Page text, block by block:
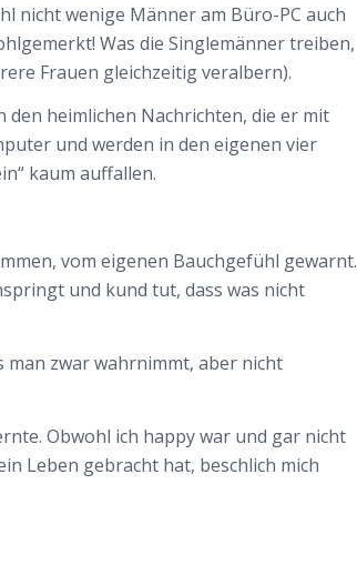
nicht wenige Männer am Büro-PC auch
Was die Singlemänner treiben,
Frauen gleichzeitig veralbern).
den heimlichen Nachrichten, die er mit
und werden in den eigenen vier
kaum auffallen.
vom eigenen Bauchgefühl gewarnt.
und kund tut, dass was nicht
man zwar wahrnimmt, aber nicht
Obwohl ich happy war und gar nicht
Leben gebracht hat, beschlich mich